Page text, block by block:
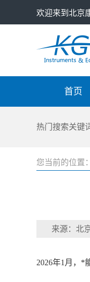
欢迎来到北京
首页
热门搜索关键
您当前的位置
来源：北
2026年1月，*